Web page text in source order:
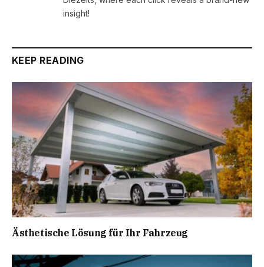
insight!
KEEP READING
Ästhetische Lösung für Ihr Fahrzeug